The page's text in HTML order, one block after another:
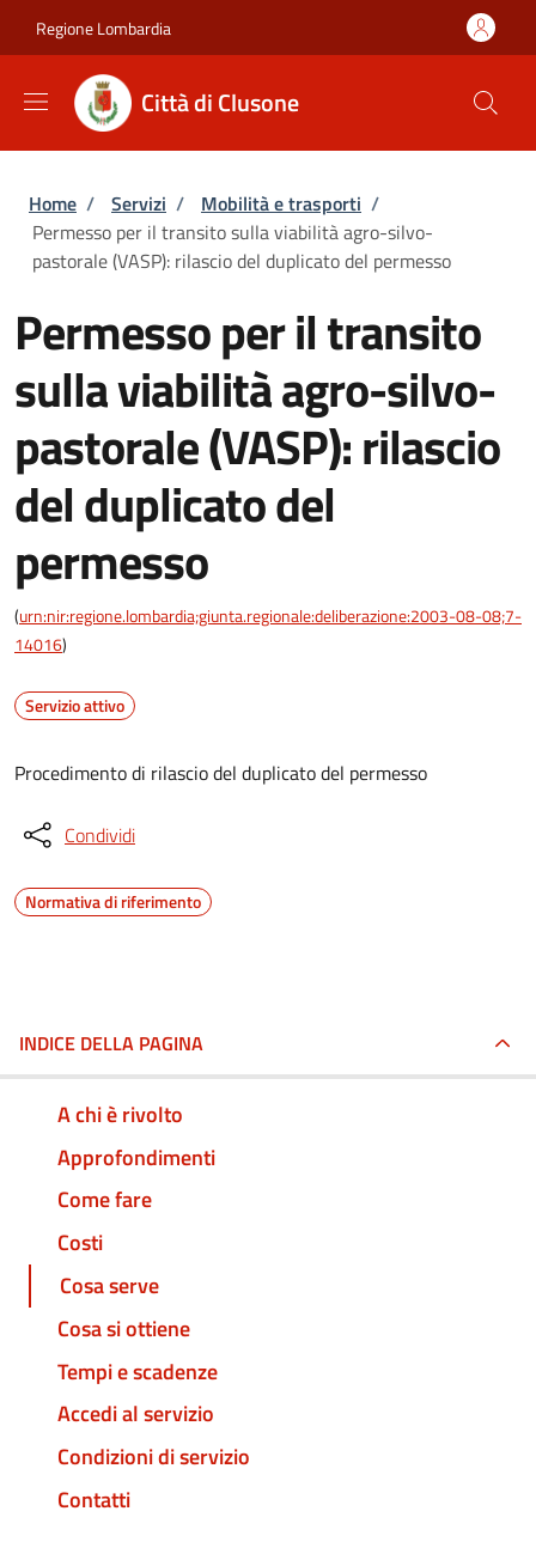
Regione Lombardia
Città di Clusone
Briciole di pane
Home / Servizi / Mobilità e trasporti /
Permesso per il transito sulla viabilità agro-silvo-
pastorale (VASP): rilascio del duplicato del permesso
Permesso per il transito
sulla viabilità agro-silvo-
pastorale (VASP): rilascio
del duplicato del
permesso
(urn:nir:regione.lombardia;giunta.regionale:deliberazione:2003-08-08;7-
14016)
Servizio attivo
Procedimento di rilascio del duplicato del permesso
Condividi
Normativa di riferimento
INDICE DELLA PAGINA
A chi è rivolto
Approfondimenti
Come fare
Costi
Cosa serve
Cosa si ottiene
Tempi e scadenze
Accedi al servizio
Condizioni di servizio
Contatti